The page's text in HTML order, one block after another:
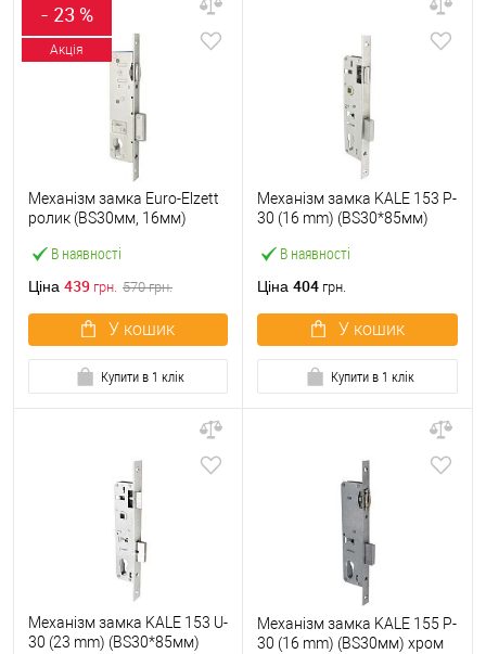
- 23 %
Акція
В наявності
Механізм замка Euro-Elzett
ролик (BS30мм, 16мм)
Ціна 439 грн. 570грн.
У кошик
Купити в 1 клік
В наявності
Механізм замка KALE 153 P-
30 (16 mm) (BS30*85мм)
Ціна 404 грн.
У кошик
Купити в 1 клік
Механізм замка KALE 153 U-
30 (23 mm) (BS30*85мм)
Механізм замка KALE 155 P-
30 (16 mm) (BS30мм) хром